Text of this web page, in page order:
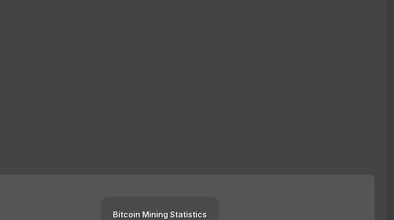
Bitcoin Mining Statistics